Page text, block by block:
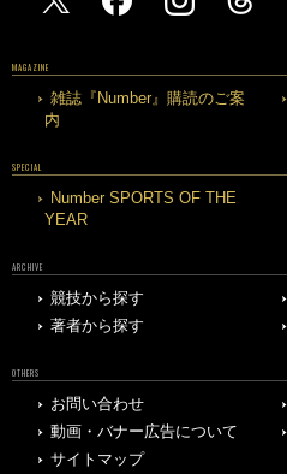
MAGAZINE
雑誌『Number』購読のご案
内
SPECIAL
Number SPORTS OF THE
YEAR
ARCHIVE
競技から探す
著者から探す
OTHERS
お問い合わせ
動画・バナー広告について
サイトマップ